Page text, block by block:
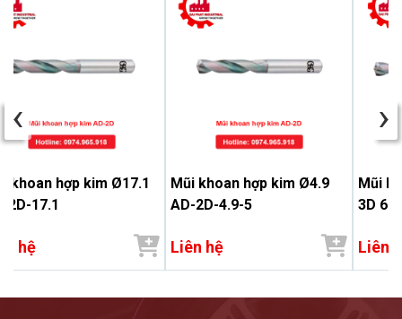
khoan hợp kim Ø17.1
2D-17.1
hệ
Mũi khoan hợp kim Ø4.9
AD-2D-4.9-5
Liên hệ
Mũi
3D
Liên
‹ ›